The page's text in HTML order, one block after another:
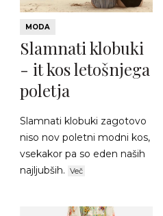
MODA
Slamnati klobuki
- it kos letošnjega
poletja
Slamnati klobuki zagotovo
niso nov poletni modni kos,
vsekakor pa so eden naših
najljubših. Več